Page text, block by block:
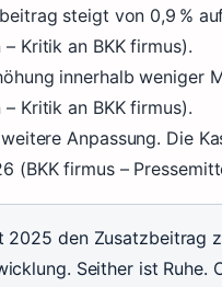
steigt von 0,9 %
Kritik an BKK firmus).
innerhalb weniger
Kritik an BKK firmus).
weitere Anpassung. Die
(BKK firmus –
2025 den Zusatzbeitrag
Seither ist Ruhe.